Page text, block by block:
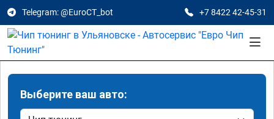
Telegram: @EuroCT_bot +7 8422 42-45-31
Выберите ваш авто: